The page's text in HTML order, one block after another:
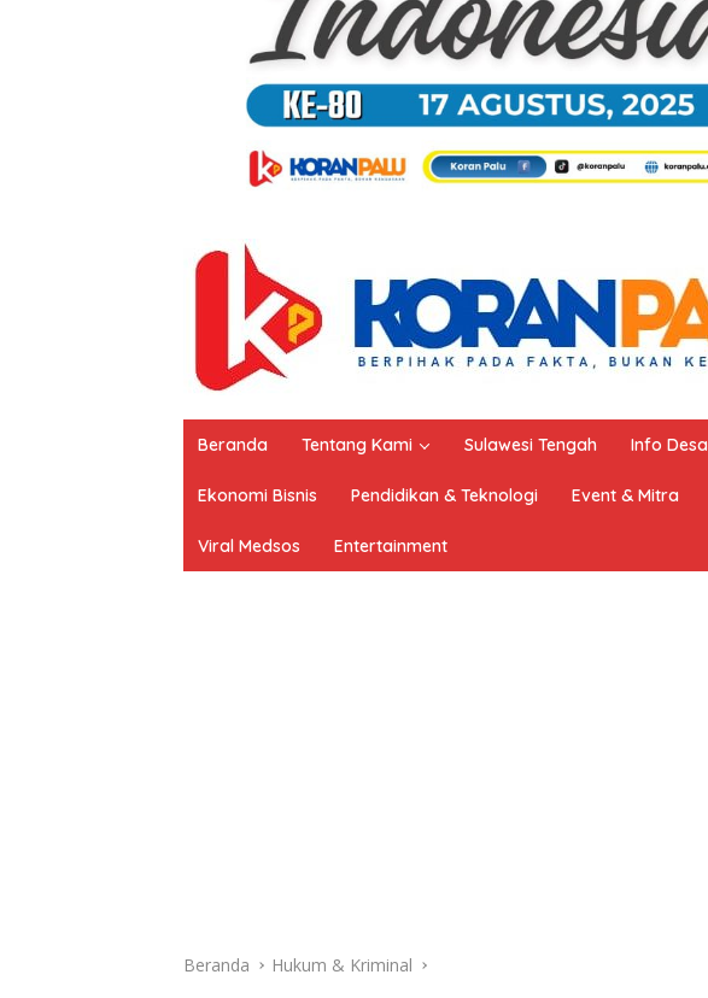
Beranda Tentang Kami Sulawesi Tengah Info Desa
Ekonomi Bisnis Pendidikan & Teknologi Event & Mitra
Viral Medsos Entertainment
Beranda Hukum & Kriminal